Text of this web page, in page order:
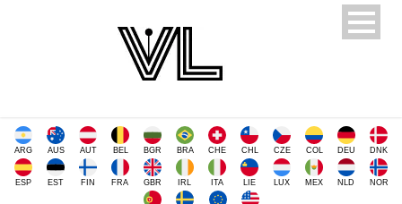
ARG AUS AUT BEL BGR BRA CHE CHL CZE COL DEU DNK
ESP EST FIN FRA GBR IRL ITA LIE LUX MEX NLD NOR